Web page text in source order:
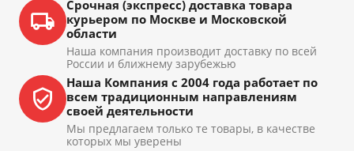
Срочная (экспресс) доставка товара
курьером по Москве и Московской
области
Наша компания производит доставку по всей
России и ближнему зарубежью
Наша Компания с 2004 года работает по
всем традиционным направлениям
своей деятельности
Мы предлагаем только те товары, в качестве
которых мы уверены